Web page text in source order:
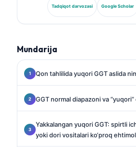
sobiq prezidenti bo‘lib, u
biomarkerlarni standartlashtirish
Tadqiqot darvozasi Google Scholar
Mundarija
Qon tahlilida yuqori GGT aslida
GGT normal diapazoni va
Yakkalangan yuqori GGT: spirtli
yoki dori vositalari ko‘proq